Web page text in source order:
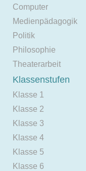
Computer
Medienpädagogik
Politik
Philosophie
Theaterarbeit
Klassenstufen
Klasse 1
Klasse 2
Klasse 3
Klasse 4
Klasse 5
Klasse 6